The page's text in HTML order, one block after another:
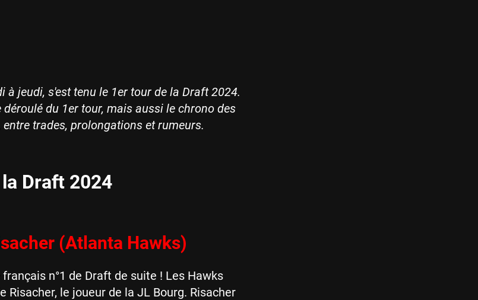
à jeudi, s'est tenu le 1er tour de la Draft 2024.
déroulé du 1er tour, mais aussi le chrono des
trades, prolongations et rumeurs.
Draft 2024
(Atlanta Hawks)
n°1 de Draft de suite ! Les Hawks
Risacher, le joueur de la JL Bourg. Risacher